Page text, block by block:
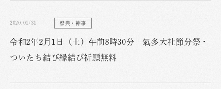
2020.01/31 祭典・神事
令和2年2月1日（土）午前8時30分 氣多大社節分祭・
ついたち結び縁結び祈願無料